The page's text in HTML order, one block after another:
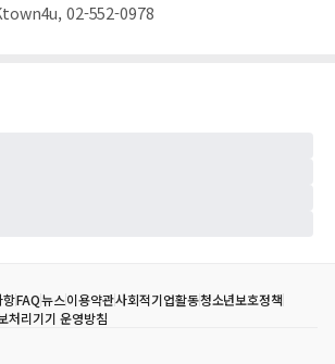
02-552-0978
항FAQ뉴스이용약관사회적기업활동청소년보호정책
처리기기 운영방침